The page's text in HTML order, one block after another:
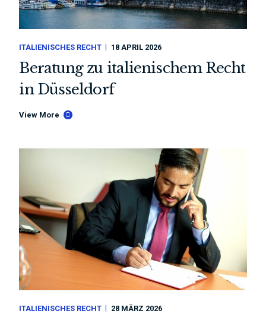
ITALIENISCHES RECHT 18 APRIL 2026
Beratung zu italienischem Recht
in Düsseldorf
View More
ITALIENISCHES RECHT 28 MÄRZ 2026